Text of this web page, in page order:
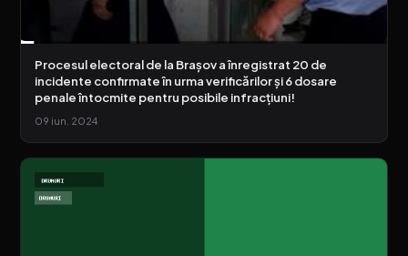
Procesul electoral de la Brașov a înregistrat 20 de
incidente confirmate în urma verificărilor și 6 dosare
penale întocmite pentru posibile infracțiuni!
09 iun. 2024